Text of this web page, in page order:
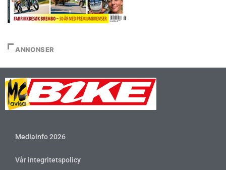
ANNONSER
Mediainfo 2026
Vår integritetspolicy